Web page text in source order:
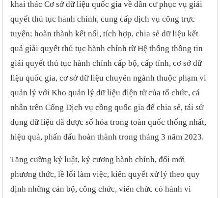
khai thác Cơ sở dữ liệu quốc gia về dân cư phục vụ giải
quyết thủ tục hành chính, cung cấp dịch vụ công trực
tuyến; hoàn thành kết nối, tích hợp, chia sẻ dữ liệu kết
quả giải quyết thủ tục hành chính từ Hệ thống thông tin
giải quyết thủ tục hành chính cấp bộ, cấp tỉnh, cơ sở dữ
liệu quốc gia, cơ sở dữ liệu chuyên ngành thuộc phạm vi
quản lý với Kho quản lý dữ liệu điện tử của tổ chức, cá
nhân trên Cổng Dịch vụ công quốc gia để chia sẻ, tái sử
dụng dữ liệu đã được số hóa trong toàn quốc thống nhất,
hiệu quả, phấn đấu hoàn thành trong tháng 3 năm 2023.
Tăng cường kỷ luật, kỷ cương hành chính, đổi mới
phương thức, lề lối làm việc, kiên quyết xử lý theo quy
định những cán bộ, công chức, viên chức có hành vi